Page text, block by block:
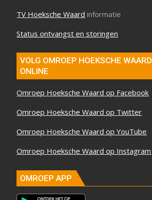
TV Hoeksche Waard informatie
Status ontvangst en storingen
VOLG OMROEP HOEKSCHE WAARD
ONLINE
Omroep Hoeksche Waard op Facebook
Omroep Hoeksche Waard op Twitter
Omroep Hoeksche Waard op YouTube
Omroep Hoeksche Waard op Instagram
OMROEP APP